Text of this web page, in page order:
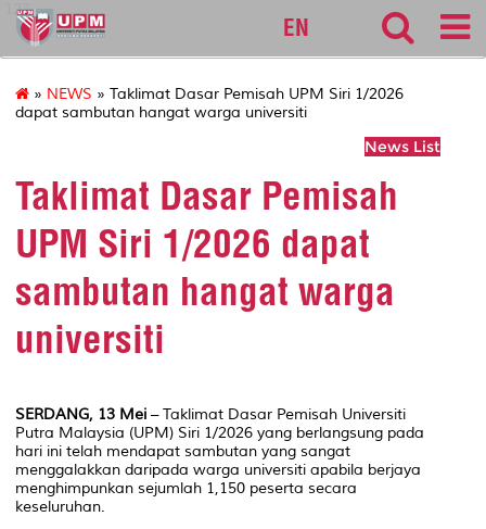
127
EN
» NEWS » Taklimat Dasar Pemisah UPM Siri 1/2026
dapat sambutan hangat warga universiti
News List
Taklimat Dasar Pemisah
UPM Siri 1/2026 dapat
sambutan hangat warga
universiti
SERDANG, 13 Mei – Taklimat Dasar Pemisah Universiti
Putra Malaysia (UPM) Siri 1/2026 yang berlangsung pada
hari ini telah mendapat sambutan yang sangat
menggalakkan daripada warga universiti apabila berjaya
menghimpunkan sejumlah 1,150 peserta secara
keseluruhan.